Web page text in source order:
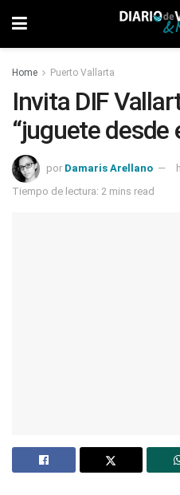
Home Puerto Vallarta
Invita DIF
“juguete desde
por Damaris Arellano
Tiempo de lectura: 2 mins read